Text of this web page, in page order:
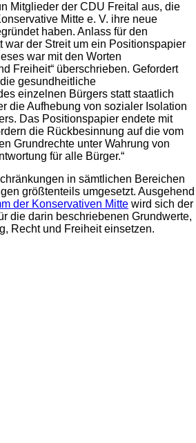
Mitglieder der CDU Freital aus, die
Mitte e. V. ihre neue
haben. Anlass für den
war der Streit um ein Positionspapier
war mit den Worten
Freiheit“ überschrieben. Gefordert
gesundheitliche
einzelnen Bürgers statt staatlich
die Aufhebung von sozialer Isolation
Das Positionspapier endete mit
die Rückbesinnung auf die vom
Grundrechte unter Wahrung von
für alle Bürger.“
in sämtlichen Bereichen
größtenteils umgesetzt. Ausgehend
der Konservativen Mitte wird sich der
die darin beschriebenen Grundwerte,
Recht und Freiheit einsetzen.